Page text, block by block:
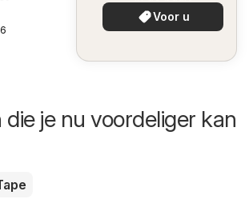
Voor u
je nu voordeliger kan